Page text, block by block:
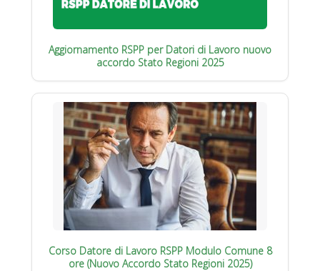
Aggiornamento RSPP per Datori di Lavoro nuovo
accordo Stato Regioni 2025
Corso Datore di Lavoro RSPP Modulo Comune 8
ore (Nuovo Accordo Stato Regioni 2025)